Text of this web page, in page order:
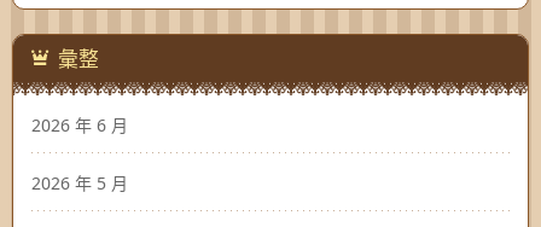
彙整
2026 年 6 月
2026 年 5 月